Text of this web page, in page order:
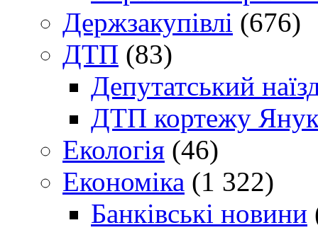
Держзакупівлі (676)
ДТП (83)
Депутатський
ДТП кортежу
Екологія (46)
Економіка (1 322)
Банківські новини